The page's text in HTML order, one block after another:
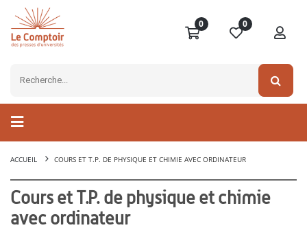
0 0
ACCUEIL COURS ET T.P. DE PHYSIQUE ET CHIMIE AVEC ORDINATEUR
Cours et T.P. de physique et chimie
avec ordinateur